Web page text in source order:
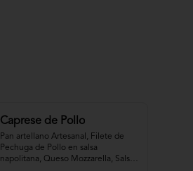
Caprese de Pollo
Pan artellano Artesanal, Filete de
Pechuga de Pollo en salsa
napolitana, Queso Mozzarella, Salsa